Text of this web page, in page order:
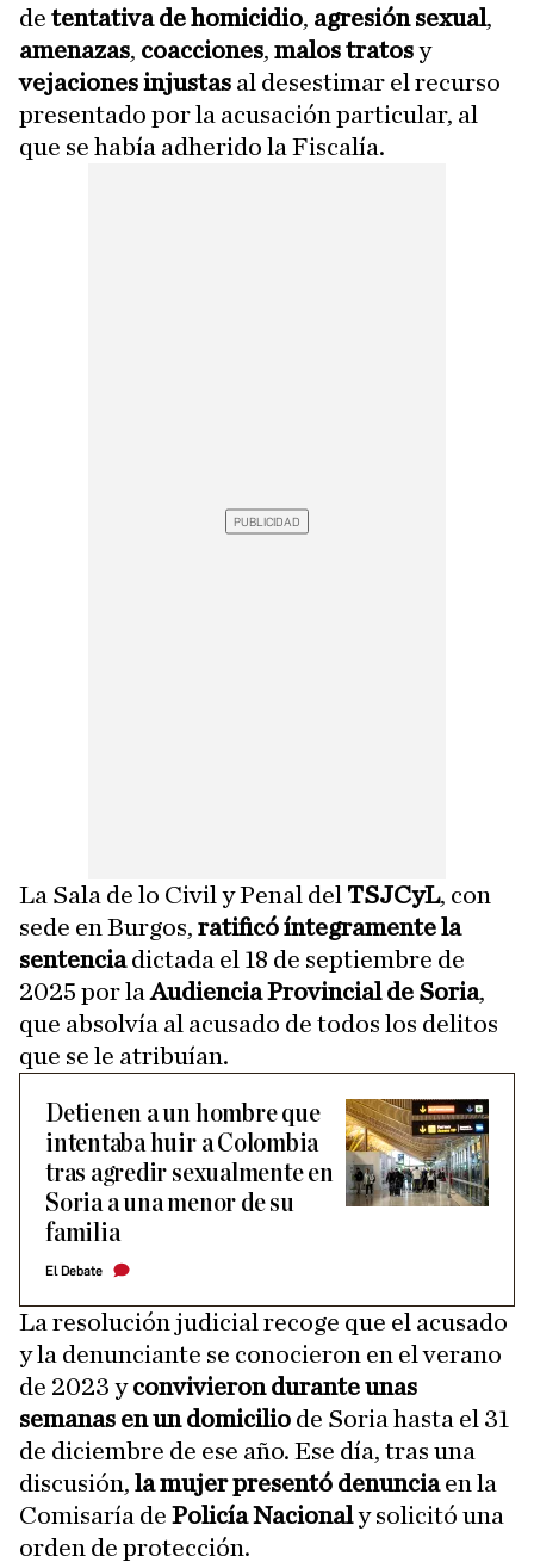
de tentativa de homicidio, agresión sexual,
amenazas, coacciones, malos tratosy
vejaciones injustas al desestimar el recurso
presentado por la acusación particular, al
que se había adherido la Fiscalía.
La Sala de lo Civil y Penal del TSJCyL, con
sede en Burgos, ratificó íntegramente la
sentenciadictada el 18 de septiembre de
2025 por laAudiencia Provincial de Soria,
que absolvía al acusado de todos los delitos
que se le atribuían.
Detienen a un hombre que
intentaba huir a Colombia
tras agredir sexualmente en
Soria a una menor de su
familia
El Debate
La resolución judicial recoge que el acusado
y la denunciante se conocieron en el verano
de 2023 yconvivieron durante unas
semanas en un domicilio de Soria hasta el 31
de diciembre de ese año. Ese día, tras una
discusión, la mujer presentó denunciaen la
Comisaría de Policía Nacionaly solicitó una
orden de protección.